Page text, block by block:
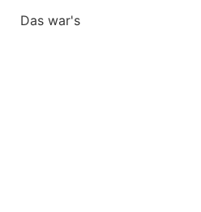
Das war's